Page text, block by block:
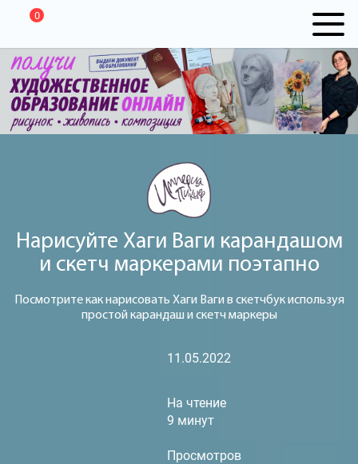
0
Нарисуйте Хаги Ваги карандашом
и скетч маркерами поэтапно
Посмотрите как нарисовать Хаги Ваги в скетчбук используя
простой карандаш и скетч маркеры
11.05.2022
На чтение
9 минут
Просмотров